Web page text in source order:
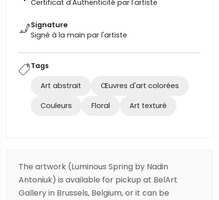
Certificat d'Authenticité par l'artiste
Signature
Signé à la main par l'artiste
Tags
Art abstrait Œuvres d'art colorées
Couleurs Floral Art texturé
The artwork (Luminous Spring by Nadin
Antoniuk) is available for pickup at BelArt
Gallery in Brussels, Belgium, or it can be